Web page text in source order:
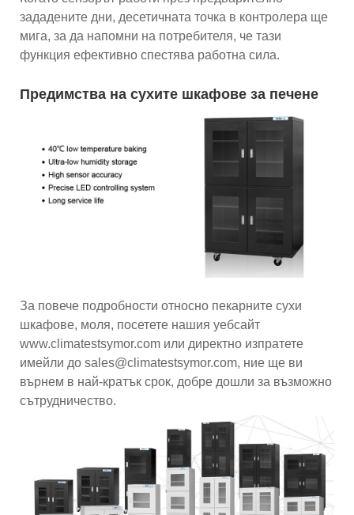
зададените дни, десетичната точка в контролера ще
мига, за да напомни на потребителя, че тази
функция ефективно спестява работна сила.
Предимства на сухите шкафове за печене
За повече подробности относно пекарните сухи
шкафове, моля, посетете нашия уебсайт
www.climatestsymor.com или директно изпратете
имейли до sales@climatestsymor.com, ние ще ви
върнем в най-кратък срок, добре дошли за възможно
сътрудничество.